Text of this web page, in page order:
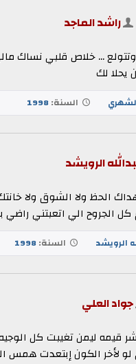
راشد الماجد
... خلاص قلبي نساك
لك
السنة:1998
الرويشد
ولا الشوق ولا
الجروح الي اتعبتني راضي
الرويشد السنة:1998
جواد العلي
قيمه ليمن تغيبت كل
لأخر الكون إبتعدت همس